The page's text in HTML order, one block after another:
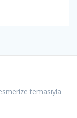
temasıyla